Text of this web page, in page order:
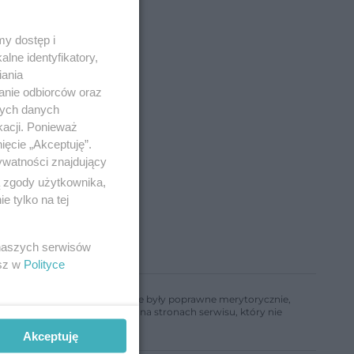
informacje w nim zawarte były poprawne merytorycznie,
informacji zamieszczonych na stronach serwisu, który nie
dostęp i
identyfikatory,
odbiorców oraz
danych
Ponieważ
„Akceptuję”.
znajdujący
użytkownika,
tylko na tej
serwisów
w Polityce
Akceptuję